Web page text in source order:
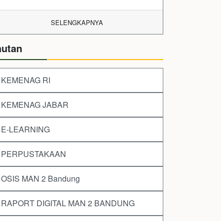
SELENGKAPNYA
KEMENAG RI
KEMENAG JABAR
E-LEARNING
PERPUSTAKAAN
OSIS MAN 2 Bandung
RAPORT DIGITAL MAN 2 BANDUNG